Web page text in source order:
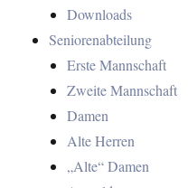
Downloads
Seniorenabteilung
Erste Mannschaft
Zweite Mannschaft
Damen
Alte Herren
„Alte“ Damen